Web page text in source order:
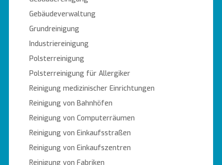
Gebäudeverwaltung
Grundreinigung
Industriereinigung
Polsterreinigung
Polsterreinigung für Allergiker
Reinigung medizinischer Einrichtungen
Reinigung von Bahnhöfen
Reinigung von Computerräumen
Reinigung von Einkaufsstraßen
Reinigung von Einkaufszentren
Reinigung von Fabriken